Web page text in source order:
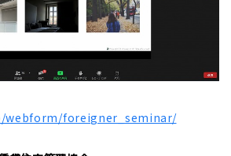
webform/foreigner_seminar/